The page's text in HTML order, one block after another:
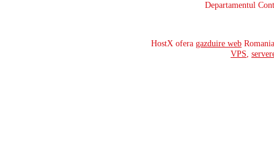
Departamentul
HostX ofera gazduire web
VPS,